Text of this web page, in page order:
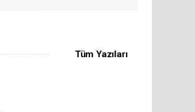
Tüm Yazıları